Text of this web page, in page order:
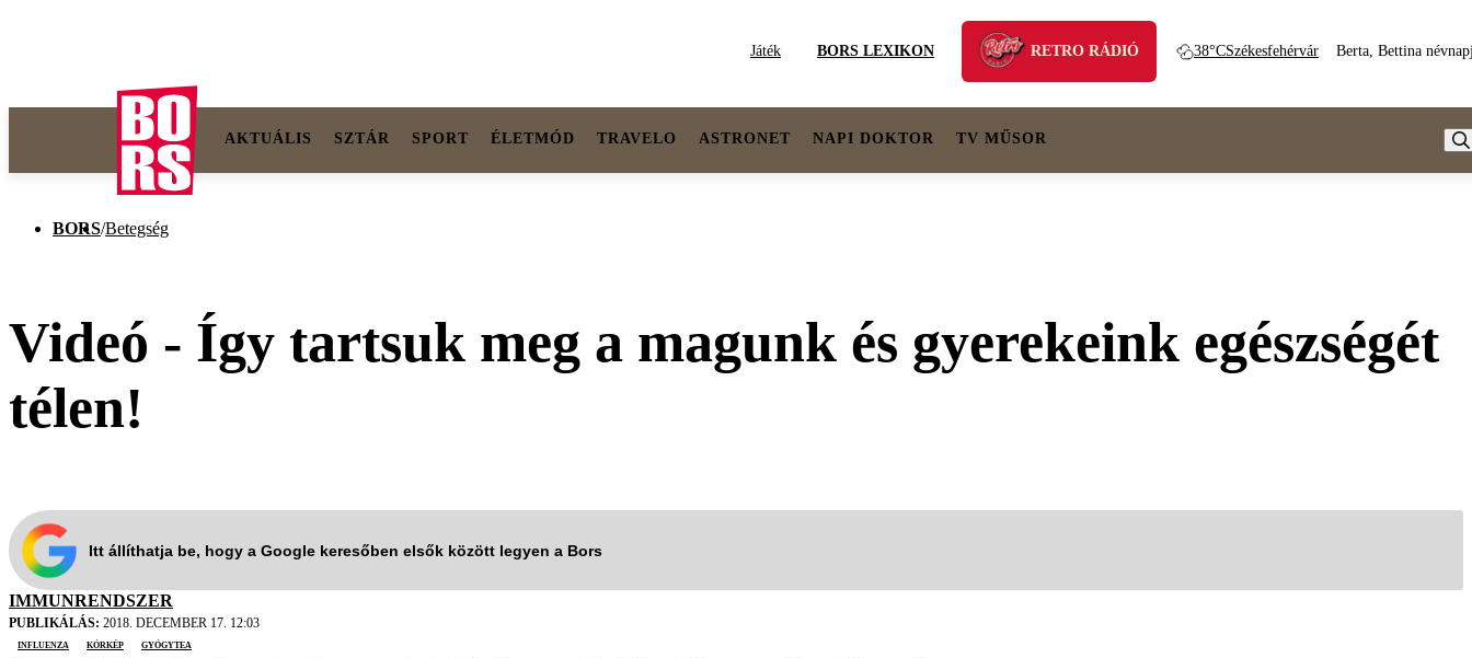
Játék BORS LEXIKON RETRO RÁDIÓ 38°CSzékesfehérvár Berta, Bettina
AKTUÁLIS SZTÁR SPORT ÉLETMÓD TRAVELO ASTRONET NAPI DOKTOR TV MŰSOR
BORS/Betegség
Videó - Így tartsuk meg a magunk és gyerekeink egészségét
télen!
Itt állíthatja be, hogy a Google keresőben elsők között legyen a Bors
IMMUNRENDSZER
PUBLIKÁLÁS: 2018. DECEMBER 17. 12:03
influenza
kórkép gyógytea